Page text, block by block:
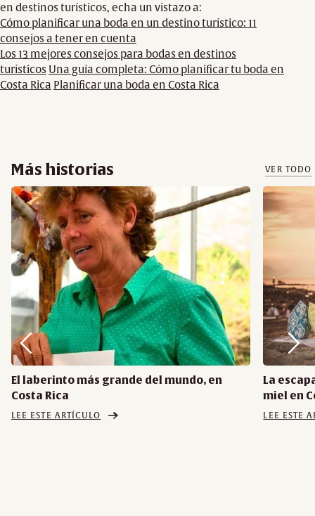
en destinos turísticos, echa un vistazo a:
Cómo planificar una boda en un destino turístico: 11
consejos a tener en cuenta
Los 13 mejores consejos para bodas en destinos
turísticos Una guía completa: Cómo planificar tu boda en
Costa Rica Planificar una boda en Costa Rica
Más historias VER TODO
El laberinto más grande del mundo, en
Costa Rica
LEE ESTE ARTÍCULO
La
miel en
LEE ESTE